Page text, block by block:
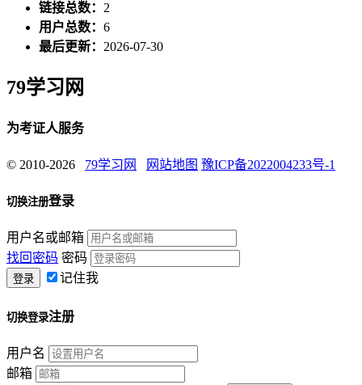
链接总数： 2
用户总数： 6
最后更新： 2026-07-30
79学习网
为考证人服务
© 2010-2026 79学习网 网站地图 豫ICP备2022004233号-1
切换注册登录
用户名或邮箱
找回密码 密码
记住我
切换登录注册
用户名
邮箱